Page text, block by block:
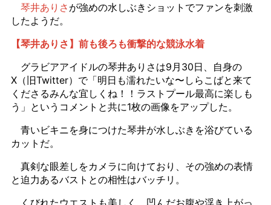
琴井ありさ が強めの水しぶきショットでファンを刺激
したようだ。
【琴井ありさ】前も後ろも衝撃的な競泳水着
グラビアアイドルの琴井ありさは9月30日、自身の
X（旧Twitter）で「明日も濡れたいな〜しらこばと来て
くださるみんな宜しくね！！ラストプール最高に楽しも
う」というコメントと共に1枚の画像をアップした。
青いビキニを身につけた琴井が水しぶきを浴びている
カットだ。
真剣な眼差しをカメラに向けており、その強めの表情
と迫力あるバストとの相性はバッチリ。
くびれたウエストも美しく、凹んだお腹や浮き上がっ